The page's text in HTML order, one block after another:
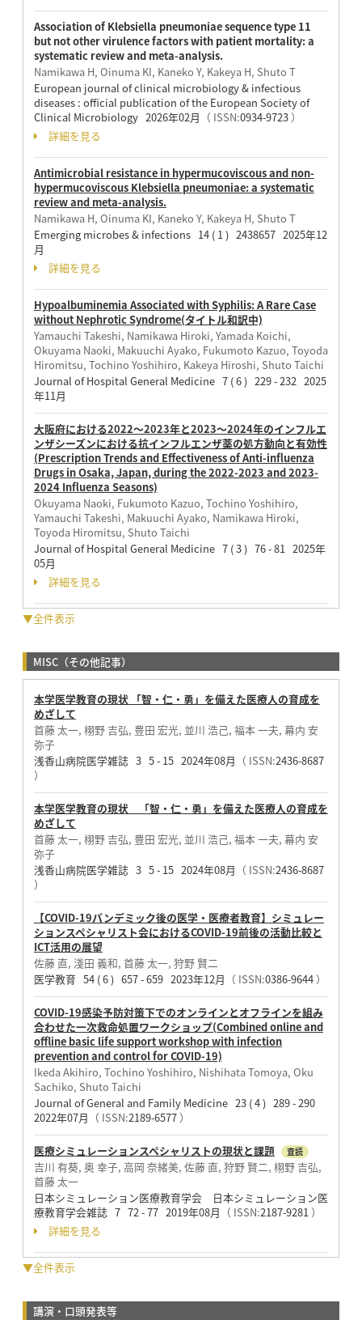
Association of Klebsiella pneumoniae sequence type 11
but not other virulence factors with patient mortality: a
systematic review and meta-analysis.
Namikawa H, Oinuma KI, Kaneko Y, Kakeya H, Shuto T
European journal of clinical microbiology & infectious
diseases : official publication of the European Society of
Clinical Microbiology 2026年02月 （ ISSN:0934-9723）
詳細を見る
Antimicrobial resistance in hypermucoviscous and non-
hypermucoviscous Klebsiella pneumoniae: a systematic
review and meta-analysis.
Namikawa H, Oinuma KI, Kaneko Y, Kakeya H, Shuto T
Emerging microbes & infections 14 ( 1 ) 2438657 2025年12
月
詳細を見る
Hypoalbuminemia Associated with Syphilis: A Rare Case
without Nephrotic Syndrome(タイトル和訳中)
Yamauchi Takeshi, Namikawa Hiroki, Yamada Koichi,
Okuyama Naoki, Makuuchi Ayako, Fukumoto Kazuo, Toyoda
Hiromitsu, Tochino Yoshihiro, Kakeya Hiroshi, Shuto Taichi
Journal of Hospital General Medicine 7 ( 6 ) 229 - 232 2025
年11月
大阪府における2022～2023年と2023～2024年のインフルエ
ンザシーズンにおける抗インフルエンザ薬の処方動向と有効性
(Prescription Trends and Effectiveness of Anti-influenza
Drugs in Osaka, Japan, during the 2022-2023 and 2023-
2024 Influenza Seasons)
Okuyama Naoki, Fukumoto Kazuo, Tochino Yoshihiro,
Yamauchi Takeshi, Makuuchi Ayako, Namikawa Hiroki,
Toyoda Hiromitsu, Shuto Taichi
Journal of Hospital General Medicine 7 ( 3 ) 76 - 81 2025年
05月
詳細を見る
▼全件表示
MISC（その他記事）
本学医学教育の現状 「智・仁・勇」を備えた医療人の育成を
めざして
首藤 太一, 栩野 吉弘, 豊田 宏光, 並川 浩己, 福本 一夫, 幕内 安
弥子
浅香山病院医学雑誌 3 5 - 15 2024年08月 （ ISSN:2436-8687
）
本学医学教育の現状 「智・仁・勇」を備えた医療人の育成を
めざして
首藤 太一, 栩野 吉弘, 豊田 宏光, 並川 浩己, 福本 一夫, 幕内 安
弥子
浅香山病院医学雑誌 3 5 - 15 2024年08月 （ ISSN:2436-8687
）
【COVID-19パンデミック後の医学・医療者教育】シミュレー
ションスペシャリスト会におけるCOVID-19前後の活動比較と
ICT活用の展望
佐藤 直, 淺田 義和, 首藤 太一, 狩野 賢二
医学教育 54 ( 6 ) 657 - 659 2023年12月 （ ISSN:0386-9644）
COVID-19感染予防対策下でのオンラインとオフラインを組み
合わせた一次救命処置ワークショップ(Combined online and
offline basic life support workshop with infection
prevention and control for COVID-19)
Ikeda Akihiro, Tochino Yoshihiro, Nishihata Tomoya, Oku
Sachiko, Shuto Taichi
Journal of General and Family Medicine 23 ( 4 ) 289 - 290
2022年07月 （ ISSN:2189-6577）
医療シミュレーションスペシャリストの現状と課題 査読
吉川 有葵, 奥 幸子, 高岡 奈緒美, 佐藤 直, 狩野 賢二, 栩野 吉弘,
首藤 太一
日本シミュレーション医療教育学会 日本シミュレーション医
療教育学会雑誌 7 72 - 77 2019年08月 （ ISSN:2187-9281）
詳細を見る
▼全件表示
講演・口頭発表等